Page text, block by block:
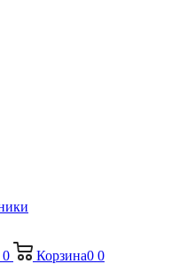
0 Корзина0 0